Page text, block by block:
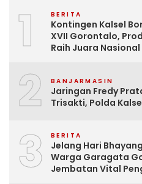
1 BERITA
Kontingen Kalsel
XVII Gorontalo,
Raih Juara Nasional
2 BANJARMASIN
Jaringan Fredy
Trisakti, Polda
3 BERITA
Jelang Hari
Warga Garagata
Jembatan Vital